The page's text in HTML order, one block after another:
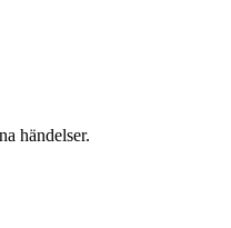
händelser.